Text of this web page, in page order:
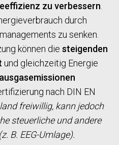
zu verbessern.
durch
zu senken.
können die steigenden
und gleichzeitig Energie
nach DIN EN
freiwillig, kann jedoch
steuerliche und andere
B. EEG-Umlage).